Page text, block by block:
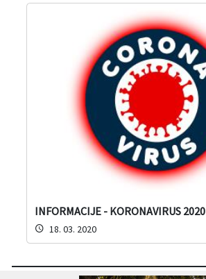
INFORMACIJE - KORONAVIRUS 2020
18. 03. 2020